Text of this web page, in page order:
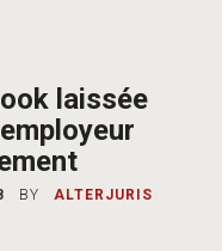
laissée
BY
ALTERJURIS